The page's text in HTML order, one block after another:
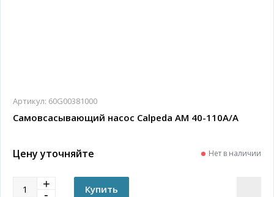
Артикул: 60G00381000
Самовсасывающий насос Calpeda AM 40-110A/A
Цену уточняйте Нет в наличии